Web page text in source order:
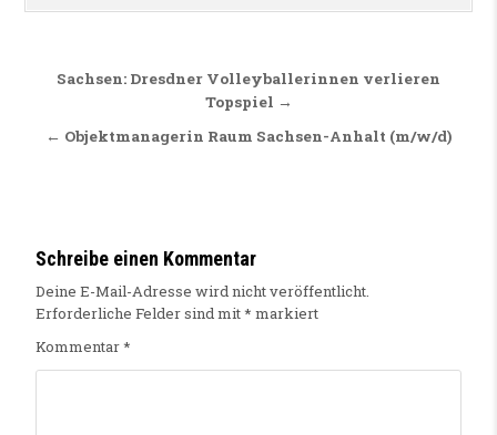
Beitragsnavigation
Sachsen: Dresdner Volleyballerinnen verlieren
Topspiel →
← Objektmanagerin Raum Sachsen-Anhalt (m/w/d)
Schreibe einen Kommentar
Deine E-Mail-Adresse wird nicht veröffentlicht.
Erforderliche Felder sind mit* markiert
Kommentar*